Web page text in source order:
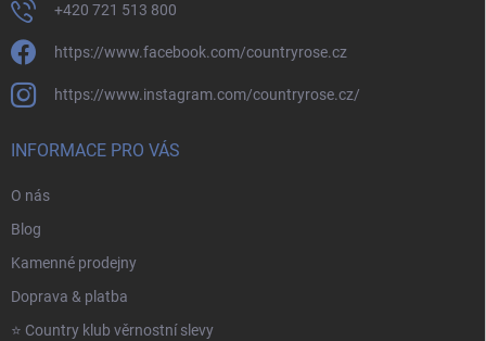
+420 721 513 800
https://www.facebook.com/countryrose.cz
https://www.instagram.com/countryrose.cz/
INFORMACE PRO VÁS
O nás
Blog
Kamenné prodejny
Doprava & platba
⭐️ Country klub věrnostní slevy